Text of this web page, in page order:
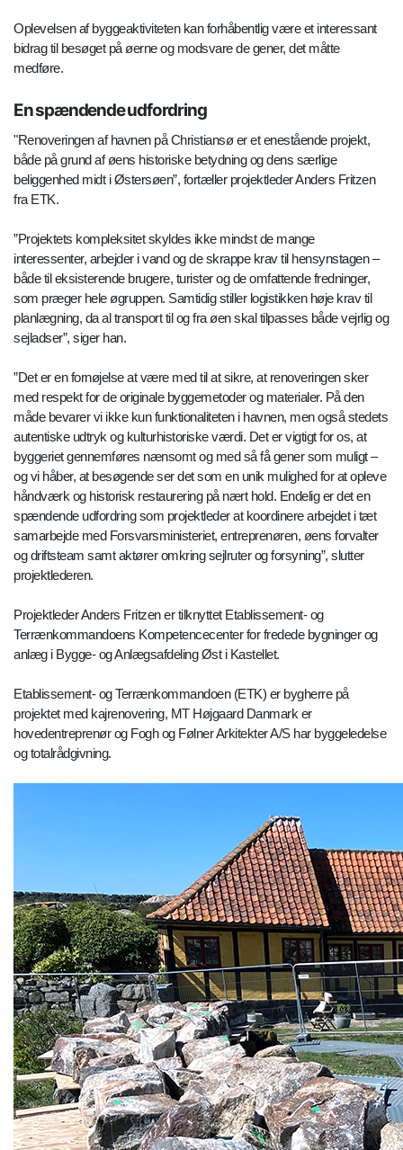
Oplevelsen af byggeaktiviteten kan forhåbentlig være et interessant
bidrag til besøget på øerne og modsvare de gener, det måtte
medføre.
En spændende udfordring
"Renoveringen af havnen på Christiansø er et enestående projekt,
både på grund af øens historiske betydning og dens særlige
beliggenhed midt i Østersøen”, fortæller projektleder Anders Fritzen
fra ETK.
”Projektets kompleksitet skyldes ikke mindst de mange
interessenter, arbejder i vand og de skrappe krav til hensynstagen –
både til eksisterende brugere, turister og de omfattende fredninger,
som præger hele øgruppen. Samtidig stiller logistikken høje krav til
planlægning, da al transport til og fra øen skal tilpasses både vejrlig og
sejladser”, siger han.
”Det er en fornøjelse at være med til at sikre, at renoveringen sker
med respekt for de originale byggemetoder og materialer. På den
måde bevarer vi ikke kun funktionaliteten i havnen, men også stedets
autentiske udtryk og kulturhistoriske værdi. Det er vigtigt for os, at
byggeriet gennemføres nænsomt og med så få gener som muligt –
og vi håber, at besøgende ser det som en unik mulighed for at opleve
håndværk og historisk restaurering på nært hold. Endelig er det en
spændende udfordring som projektleder at koordinere arbejdet i tæt
samarbejde med Forsvarsministeriet, entreprenøren, øens forvalter
og driftsteam samt aktører omkring sejlruter og forsyning”, slutter
projektlederen.
Projektleder Anders Fritzen er tilknyttet Etablissement- og
Terrænkommandoens Kompetencecenter for fredede bygninger og
anlæg i Bygge- og Anlægsafdeling Øst i Kastellet.
Etablissement- og Terrænkommandoen (ETK) er bygherre på
projektet med kajrenovering, MT Højgaard Danmark er
hovedentreprenør og Fogh og Følner Arkitekter A/S har byggeledelse
og totalrådgivning.